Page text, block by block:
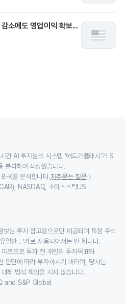
소에도 영업이익 확보...
간 AI 투자분석 시스템 ‘애드가플래시’가 S
분석하여 작성했습니다.
8-K를 분석합니다.자주묻는 질문
NASDAQ, 초이스스탁US
보는 투자 참고용으로만 제공되며 특정 주식
일한 근거로 사용되어서는 안 됩니다.
르므로 투자 전 개인의 투자목표와
판단에 따라 투자하시기 바라며, 당사는
해 법적 책임을 지지 않습니다.
and S&P Global